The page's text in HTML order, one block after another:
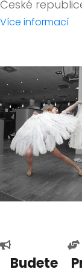
České
Více informací
Budete